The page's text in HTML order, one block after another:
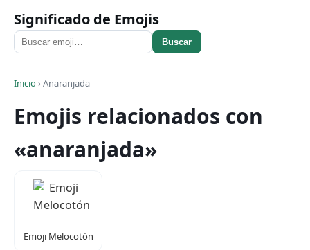
Significado de Emojis
Buscar
Inicio›Anaranjada
Emojis relacionados con
«anaranjada»
Emoji Melocotón